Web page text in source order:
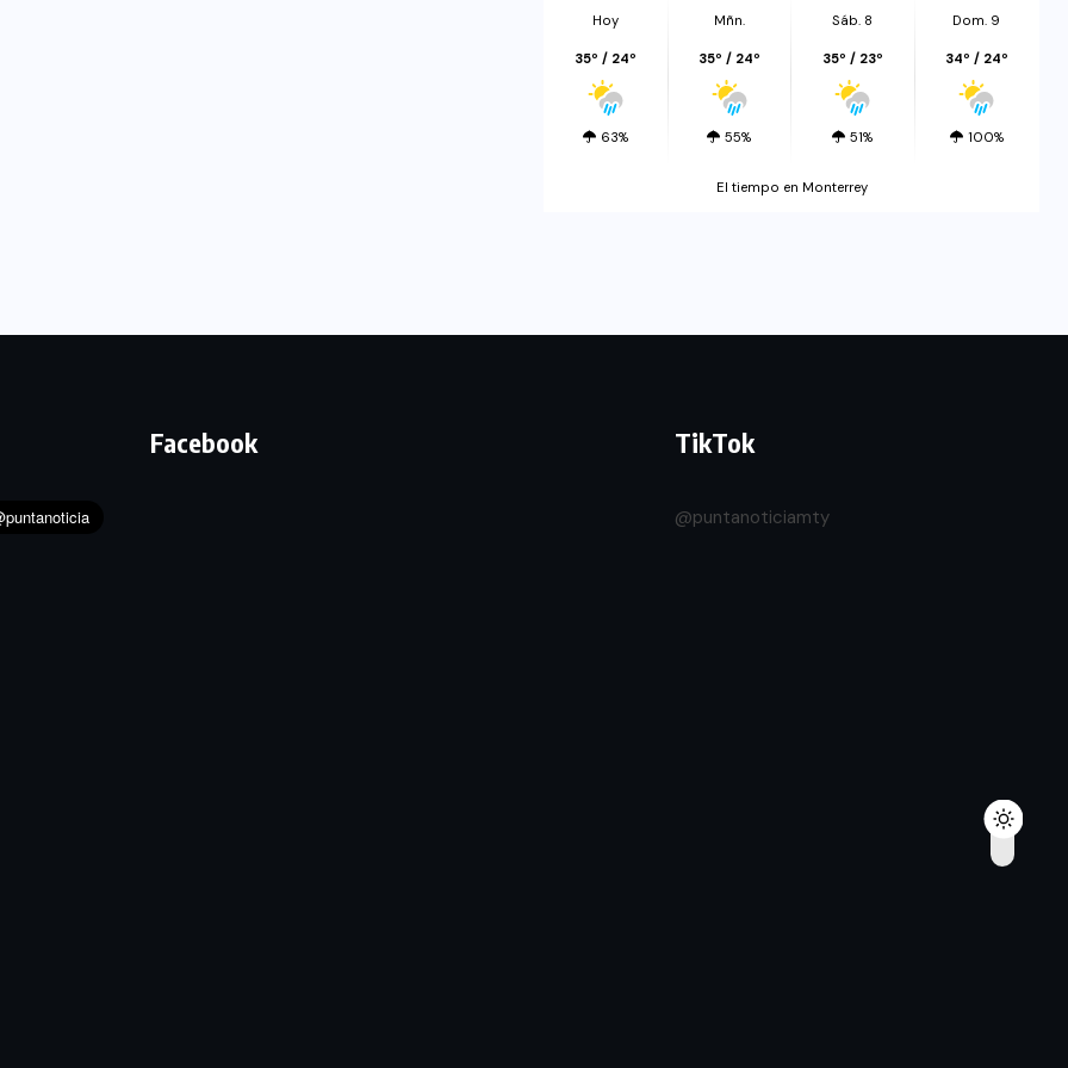
Hoy
35º / 24º
63%
Mñn.
35º / 24º
55%
Sáb. 8
35º / 23º
51%
Dom. 9
34º / 24º
100%
El tiempo en Monterrey
Facebook TikTok
@puntanoticiamty